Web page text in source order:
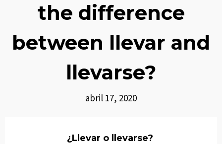
the difference
between llevar and
llevarse?
abril 17, 2020
¿Llevar o llevarse?